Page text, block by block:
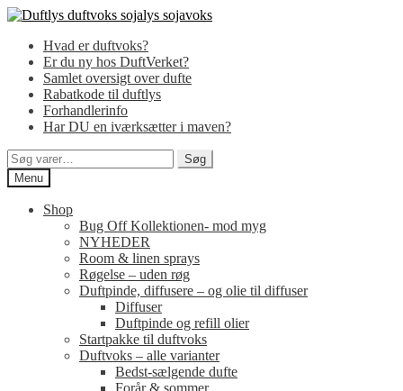
Spring
navigation
Spring
indholdHvad er duftvoks?
Er du ny hos DuftVerket?
Samlet oversigt over dufte
Rabatkode til duftlys
Forhandlerinfo
Har DU en iværksætter i maven?
Søg
efter:
Søg
Menu
Shop
Bug Off Kollektionen- mod myg
NYHEDER
Room & linen sprays
Røgelse – uden røg
Duftpinde, diffusere – og olie til diffuser
Diffuser
Duftpinde og refill olier
Startpakke til duftvoks
Duftvoks – alle varianter
Bedst-sælgende dufte
Forår & sommer